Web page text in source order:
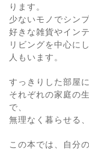
ります。
少ないモノでシン
好きな雑貨やイン
リビングを中心に
人もいます。
すっきりした部屋
それぞれの家庭の
で、
無理なく暮らせる
この本では、自分